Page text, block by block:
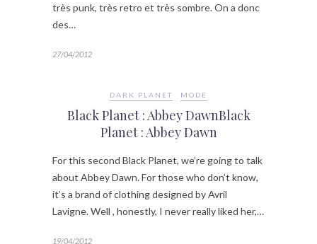
très punk, très retro et très sombre. On a donc
des…
27/04/2012
DARK PLANET MODE
Black Planet : Abbey DawnBlack
Planet : Abbey Dawn
For this second Black Planet, we’re going to talk
about Abbey Dawn. For those who don’t know,
it’s a brand of clothing designed by Avril
Lavigne. Well , honestly, I never really liked her,…
19/04/2012